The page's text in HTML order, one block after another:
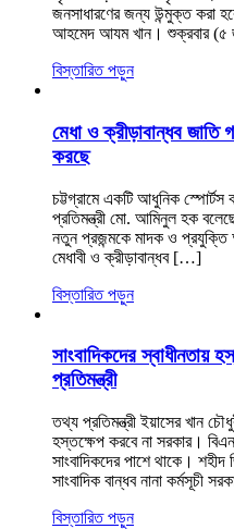
জনসাধারণের জন্য উন্মুক্ত করা
আহমেদ আযম খান। শুক্রবার (৫
বিস্তারিত পড়ুন
মেধা ও ক্রীড়াবান্ধব জাতি
করছে
চট্টগ্রামে একটি আধুনিক স্পোর্টস
প্রতিমন্ত্রী মো. আমিনুল হক
নতুন প্রজন্মকে মাদক ও প্রযুক্তি
মেধাবী ও ক্রীড়াবান্ধব […]
বিস্তারিত পড়ুন
সাংবাদিকদের
প্রতিমন্ত্রী
তথ্য প্রতিমন্ত্রী ইয়াসের খান
হস্তক্ষেপ করবে না সরকার।
সাংবাদিকদের পাশে থাকে।
সাংবাদিক বান্ধব নানা কর্মসূচী
বিস্তারিত পড়ুন